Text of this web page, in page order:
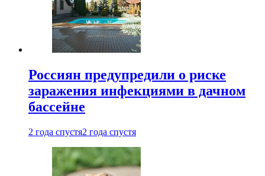
Россиян предупредили о риске
заражения инфекциями в дачном
бассейне
2 года спустя2 года спустя